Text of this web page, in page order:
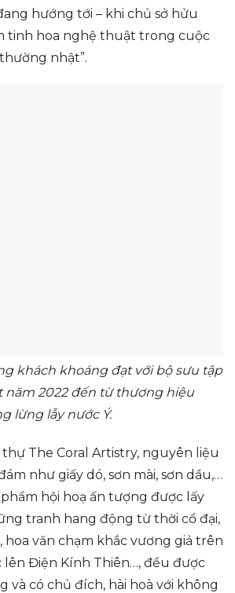
hướng tới – khi chủ sở hửu
tinh hoa nghệ thuật trong cuộc
nhật”.
khách khoáng đạt với bộ sưu tập
năm 2022 đến từ thương hiệu
lừng lẫy nước Ý.
The Coral Artistry, nguyên liệu
như giấy dó, sơn mài, sơn dầu,…
hội hoạ ấn tượng được lấy
tranh hang động từ thời cổ đại,
hoa văn chạm khắc vương giả trên
Điện Kính Thiên…, đều được
và có chủ đích, hài hoà với không